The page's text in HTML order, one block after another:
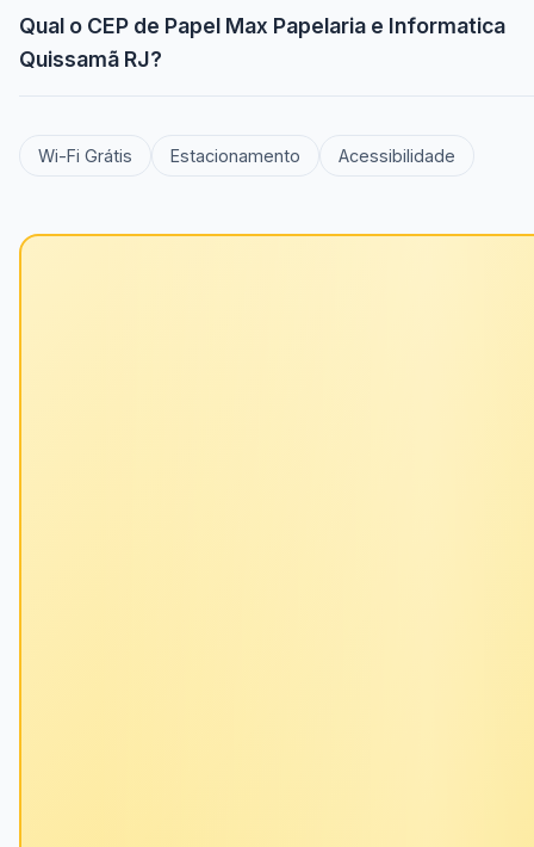
Qual o CEP de Papel Max Papelaria e Informatica
Quissamã RJ?
Wi-Fi Grátis Estacionamento Acessibilidade